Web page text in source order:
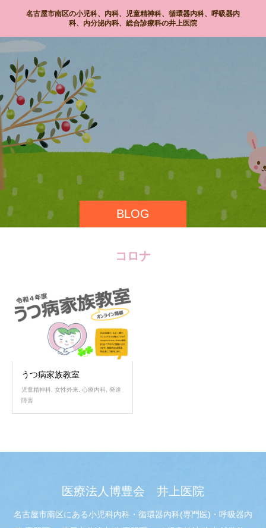
名古屋市南区の小児科、内科、児童精神科、循環器内科、呼吸器内
科、内分泌内科、総合診療科の井上医院
BLOG
コロナ
うつ病家族教室
児童精神科, 女性外来, 心療内科, 発達
障害
医療法人博豊会 井上医院
名古屋市南区にある小児科内科・循環器内科(専門医)・呼吸器内